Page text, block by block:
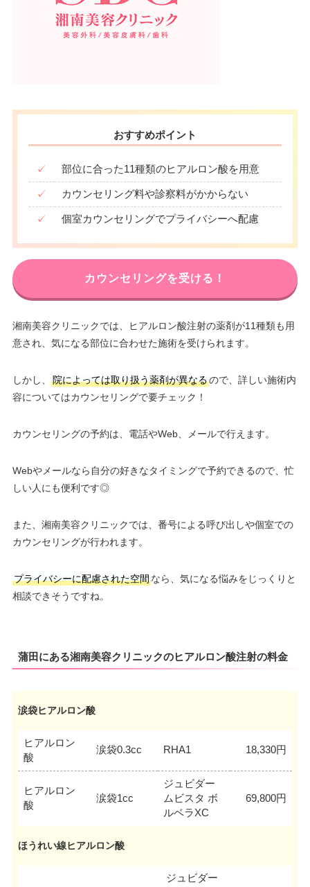
おすすめポイント
✓ 部位に合った11種類のヒアルロン酸を用意
✓ カウンセリング料や診察料がかからない
✓ 個室カウンセリングでプライバシーへ配慮
カウンセリングを受ける！
湘南美容クリニックでは、ヒアルロン酸注射の薬剤が11種類も用
意され、気になる部位に合わせた施術を受けられます。
しかし、 院によっては取り扱う薬剤が異なるので、詳しい施術内
容についてはカウンセリングで要チェック！
カウンセリングの予約は、電話やWeb、メールで行えます。
Webやメールなら自分の好きなタイミングで予約できるので、忙
しい人にも便利です◎
また、湘南美容クリニックでは、番号による呼び出しや個室での
カウンセリングが行われます。
プライバシーに配慮された空間なら、気になる悩みをじっくりと
相談できそうですね。
蒲田にある湘南美容クリニックのヒアルロン酸注射の料金
涙袋ヒアルロン酸
ヒアルロン
酸
涙袋0.3cc RHA1 18,330円
ヒアルロン
酸
涙袋1cc
ジュビダー
ムビスタ ボ
ルベラXC
69,800円
ほうれい線ヒアルロン酸
ジュビダー